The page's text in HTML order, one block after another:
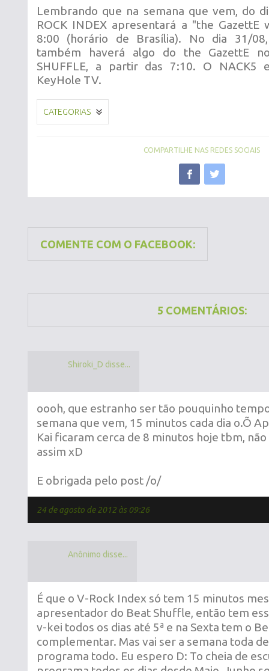
Lembrando que na semana que vem, do
ROCK INDEX apresentará a "the GazettE
8:00 (horário de Brasília). No dia 31/
também haverá algo do the GazettE
SHUFFLE, a partir das 7:10. O NACK5
KeyHole TV.
CATEGORIAS
COMPARTILHE NAS REDES SOCIAIS
COMENTE COM O FACEBOOK:
5 COMENTÁRIOS:
Shiroki_D disse...
oooh, que estranho ser tão pouquinho
semana que vem, 15 minutos cada dia o.Õ
Kai ficaram cerca de 8 minutos hoje tbm,
assim xD
E obrigada pelo post /o/
24 de agosto de 2012 às 09:26
Anônimo disse...
É que o V-Rock Index só tem 15 minutos
apresentador do Beat Shuffle, então tem
v-kei todos os dias até 5ª e na Sexta tem o
complementar. Mas vai ser a semana toda
programa todo. Eu espero D: To cheia de